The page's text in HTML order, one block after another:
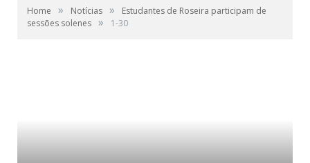
Home » Notícias »
Estudantes de Roseira participam de
sessões solenes » 1-30